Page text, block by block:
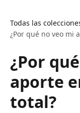
Todas las
¿Por qué no veo mi
¿Por
aporte
total?